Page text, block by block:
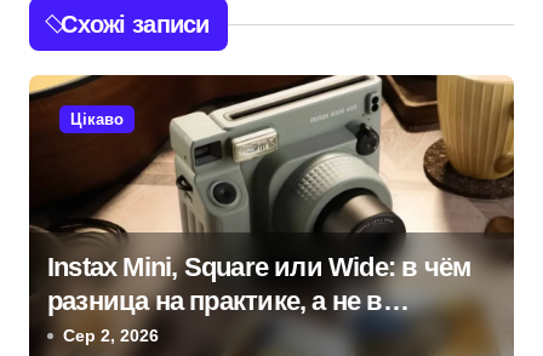
г
а
я
з
а
Схожі записи
Цікаво
Instax Mini, Square или Wide: в чём
разница на практике, а не в
характеристиках
Сер 2, 2026